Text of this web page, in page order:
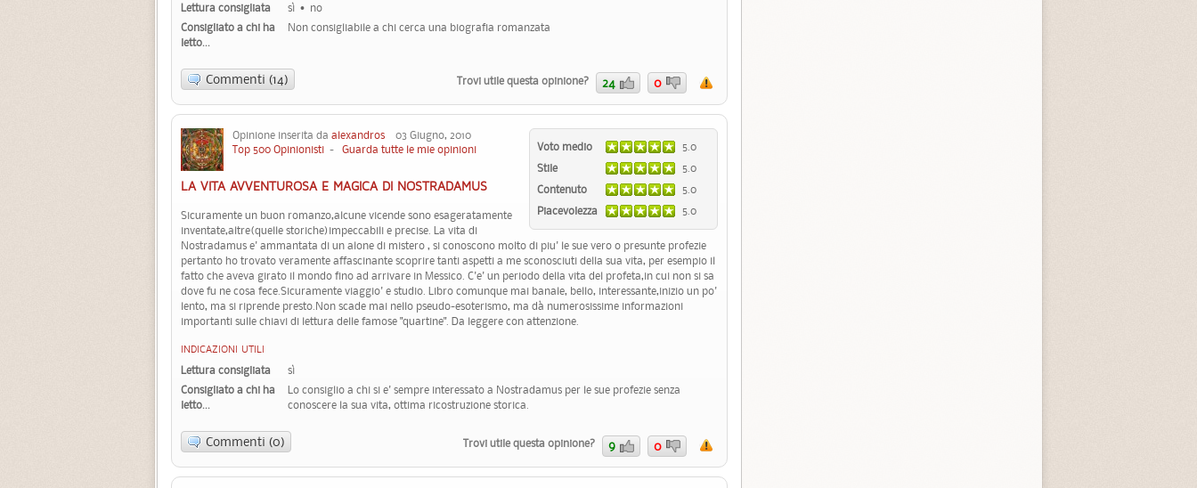
Lettura consigliata sì
no
Consigliato a chi ha
letto...
Non consigliabile a chi cerca una biografia romanzata
Commenti (14) Trovi utile questa opinione? 24 0
Voto medio
5.0
Stile
5.0
Contenuto
5.0
Piacevolezza
5.0
Opinione inserita da alexandros 03 Giugno, 2010
Top 500 Opinionisti - Guarda tutte le mie opinioni
LA VITA AVVENTUROSA E MAGICA DI NOSTRADAMUS
Sicuramente un buon romanzo,alcune vicende sono esageratamente
inventate,altre(quelle storiche)impeccabili e precise. La vita di
Nostradamus e' ammantata di un alone di mistero , si conoscono molto di piu' le sue vero o presunte profezie
pertanto ho trovato veramente affascinante scoprire tanti aspetti a me sconosciuti della sua vita, per esempio il
fatto che aveva girato il mondo fino ad arrivare in Messico. C'e' un periodo della vita del profeta,in cui non si sa
dove fu ne cosa fece.Sicuramente viaggio' e studio. Libro comunque mai banale, bello, interessante,inizio un po'
lento, ma si riprende presto.Non scade mai nello pseudo-esoterismo, ma dà numerosissime informazioni
importanti sulle chiavi di lettura delle famose "quartine". Da leggere con attenzione.
INDICAZIONI UTILI
Lettura consigliata
sì
Consigliato a chi ha
letto...
Lo consiglio a chi si e' sempre interessato a Nostradamus per le sue profezie senza
conoscere la sua vita, ottima ricostruzione storica.
Commenti (0) Trovi utile questa opinione? 9 0